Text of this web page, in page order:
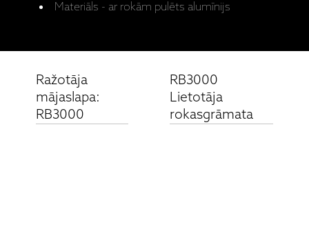
Materiāls - ar rokām pulēts alumīnijs
Ražotāja
mājaslapa:
RB3000
RB3000
Lietotāja
rokasgrāmata